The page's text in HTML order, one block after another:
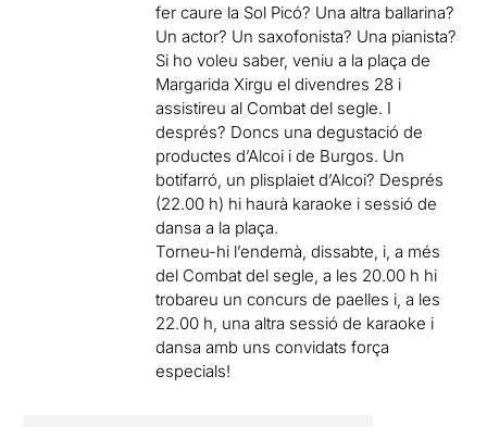
fer caure la Sol Picó? Una altra ballarina?
Un actor? Un saxofonista? Una pianista?
Si ho voleu saber, veniu a la plaça de
Margarida Xirgu el divendres 28 i
assistireu al Combat del segle. I
després? Doncs una degustació de
productes d’Alcoi i de Burgos. Un
botifarró, un plisplaiet d’Alcoi? Després
(22.00 h) hi haurà karaoke i sessió de
dansa a la plaça.
Torneu-hi l’endemà, dissabte, i, a més
del Combat del segle, a les 20.00 h hi
trobareu un concurs de paelles i, a les
22.00 h, una altra sessió de karaoke i
dansa amb uns convidats força
especials!